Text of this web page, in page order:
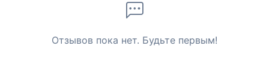
Отзывов пока нет. Будьте первым!